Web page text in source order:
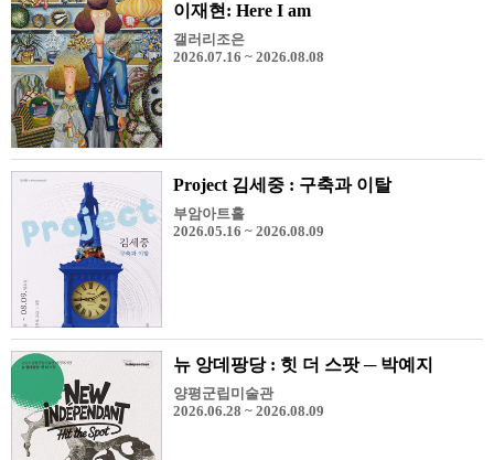
이재현: Here I am
갤러리조은
2026.07.16 ~ 2026.08.08
Project 김세중 : 구축과 이탈
부암아트홀
2026.05.16 ~ 2026.08.09
뉴 앙데팡당 : 힛 더 스팟 ─ 박예지
양평군립미술관
2026.06.28 ~ 2026.08.09